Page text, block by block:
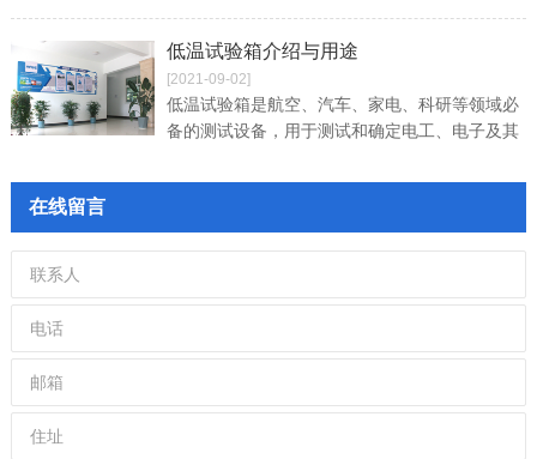
在实际生产中的判定结果是否正确，是保证产品
质量和确认其性能的关键。
低温试验箱介绍与用途
[2021-09-02]
低温试验箱是航空、汽车、家电、科研等领域必
备的测试设备，用于测试和确定电工、电子及其
度环境变化后的参数及性能，低温范围从0度
GB/T2423.2-2008低温试验标准。
在线留言